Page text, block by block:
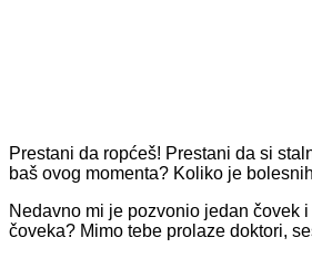
Prestani da ropćeš! Prestani da si
baš ovog momenta? Koliko je
Nedavno mi je pozvonio jed­an čovek
čoveka? Mimo tebe prolaze doktori,